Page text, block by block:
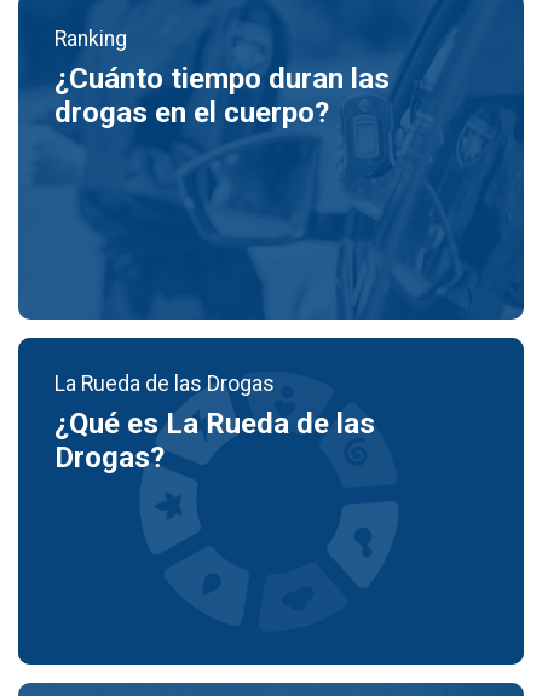
Ranking
¿Cuánto tiempo duran las
drogas en el cuerpo?
La Rueda de las Drogas
¿Qué es La Rueda de las
Drogas?